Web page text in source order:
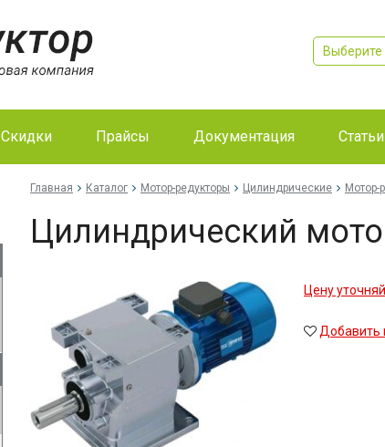
Скидки Прайсы Документация Статьи
Главная Каталог Мотор-редукторы Цилиндрические Мотор-
Цилиндрический
Цену
Добавить